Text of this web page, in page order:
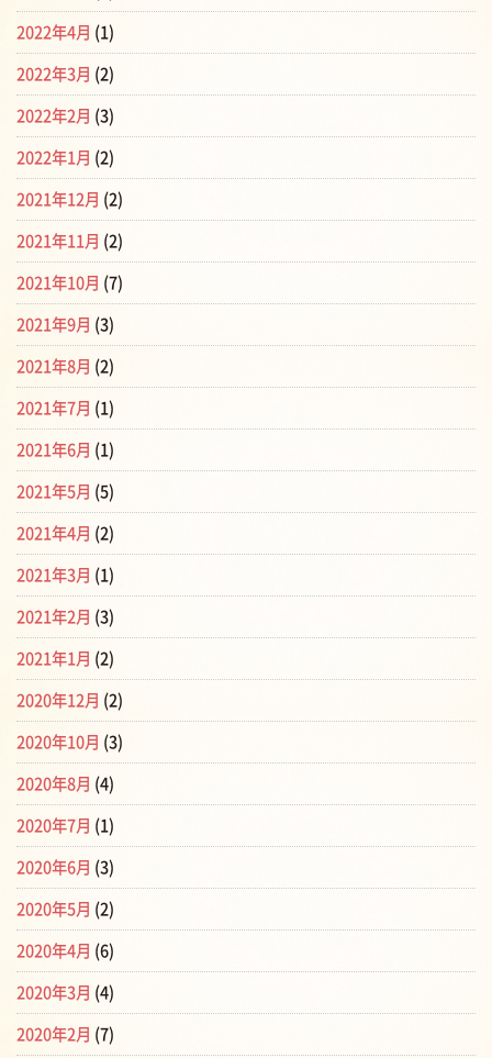
2022年4月 (1)
2022年3月 (2)
2022年2月 (3)
2022年1月 (2)
2021年12月 (2)
2021年11月 (2)
2021年10月 (7)
2021年9月 (3)
2021年8月 (2)
2021年7月 (1)
2021年6月 (1)
2021年5月 (5)
2021年4月 (2)
2021年3月 (1)
2021年2月 (3)
2021年1月 (2)
2020年12月 (2)
2020年10月 (3)
2020年8月 (4)
2020年7月 (1)
2020年6月 (3)
2020年5月 (2)
2020年4月 (6)
2020年3月 (4)
2020年2月 (7)